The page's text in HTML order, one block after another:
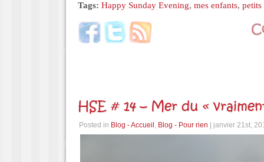
Tags: Happy Sunday Evening, mes enfants, petits
HSE # 14 – Mer du «
Posted in Blog - Accueil , Blog - Pour rien | janvier 21st,